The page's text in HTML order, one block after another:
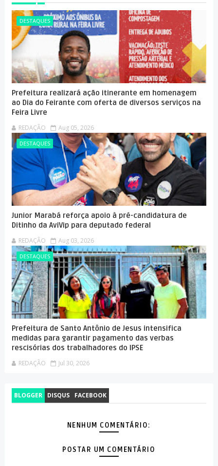
DESTAQUES
Prefeitura realizará ação itinerante em homenagem
ao Dia do Feirante com oferta de diversos serviços na
Feira Livre
REDAÇÃO Aug 05, 2026
DESTAQUES
Junior Marabá reforça apoio à pré-candidatura de
Ditinho da AviVip para deputado federal
REDAÇÃO Aug 03, 2026
DESTAQUES
Prefeitura de Santo Antônio de Jesus intensifica
medidas para garantir pagamento das verbas
rescisórias dos trabalhadores do IPSE
REDAÇÃO Jul 30, 2026
BLOGGER DISQUS FACEBOOK
NENHUM COMENTÁRIO:
POSTAR UM COMENTÁRIO